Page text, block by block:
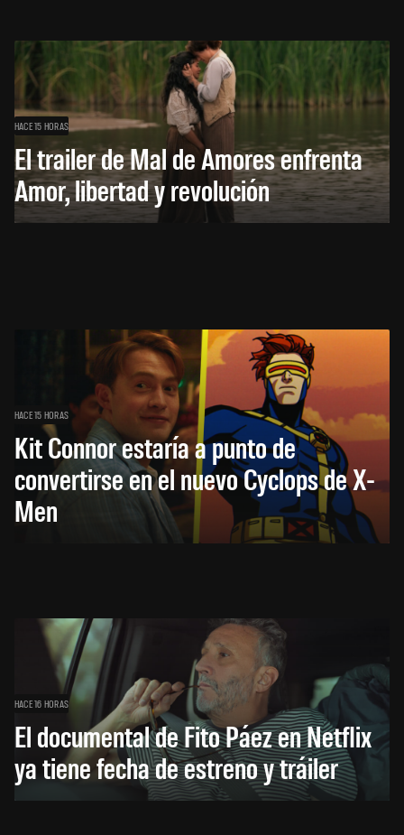
HACE 15 HORAS
El trailer de Mal de Amores enfrenta
Amor, libertad y revolución
HACE 15 HORAS
Kit Connor estaría a punto de
convertirse en el nuevo Cyclops de X-
Men
HACE 16 HORAS
El documental de Fito Páez en Netflix
ya tiene fecha de estreno y tráiler